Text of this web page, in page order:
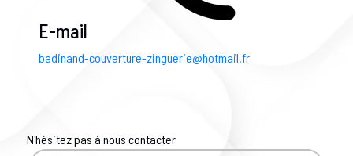
E-mail
badinand-couverture-zinguerie@hotmail.fr
N'hésitez pas à nous contacter